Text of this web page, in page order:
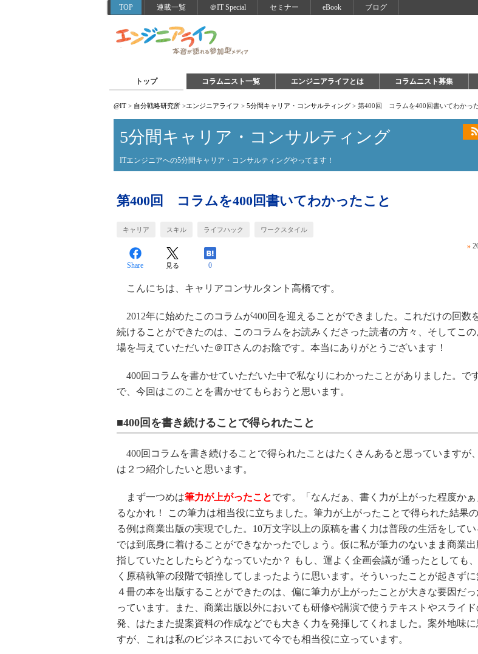
TOP 連載一覧 ＠IT Special セミナー eBook ブログ
トップ コラムニスト一覧 エンジニアライフとは コラムニスト募集
@IT > 自分戦略研究所 >エンジニアライフ > 5分間キャリア・コンサルティング > 第400回 コラムを400回書いてわかった
5分間キャリア・コンサルティング
ITエンジニアへの5分間キャリア・コンサルティングやってます！
第400回 コラムを400回書いてわかったこと
キャリア スキル ライフハック ワークスタイル
»
Share 見る 0
こんにちは、キャリアコンサルタント高橋です。
2012年に始めたこのコラムが400回を迎えることができました。これだけの回数
続けることができたのは、このコラムをお読みくださった読者の方々、そしてこの
場を与えていただいた＠ITさんのお陰です。本当にありがとうございます！
400回コラムを書かせていただいた中で私なりにわかったことがありました。で
で、今回はこのことを書かせてもらおうと思います。
■400回を書き続けることで得られたこと
400回コラムを書き続けることで得られたことはたくさんあると思っていますが
は２つ紹介したいと思います。
まず一つめは筆力が上がったことです。「なんだぁ、書く力が上がった程度か
るなかれ！ この筆力は相当役に立ちました。筆力が上がったことで得られた結果
る例は商業出版の実現でした。10万文字以上の原稿を書く力は普段の生活をしてい
では到底身に着けることができなかったでしょう。仮に私が筆力のないまま商業出
指していたとしたらどうなっていたか？ もし、運よく企画会議が通ったとしても
く原稿執筆の段階で頓挫してしまったように思います。そういったことが起きずに
４冊の本を出版することができたのは、偏に筆力が上がったことが大きな要因だっ
っています。また、商業出版以外においても研修や講演で使うテキストやスライド
発、はたまた提案資料の作成などでも大きく力を発揮してくれました。案外地味に
すが、これは私のビジネスにおいて今でも相当役に立っています。